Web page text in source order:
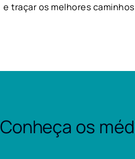
e traçar os melhores
Conheça os